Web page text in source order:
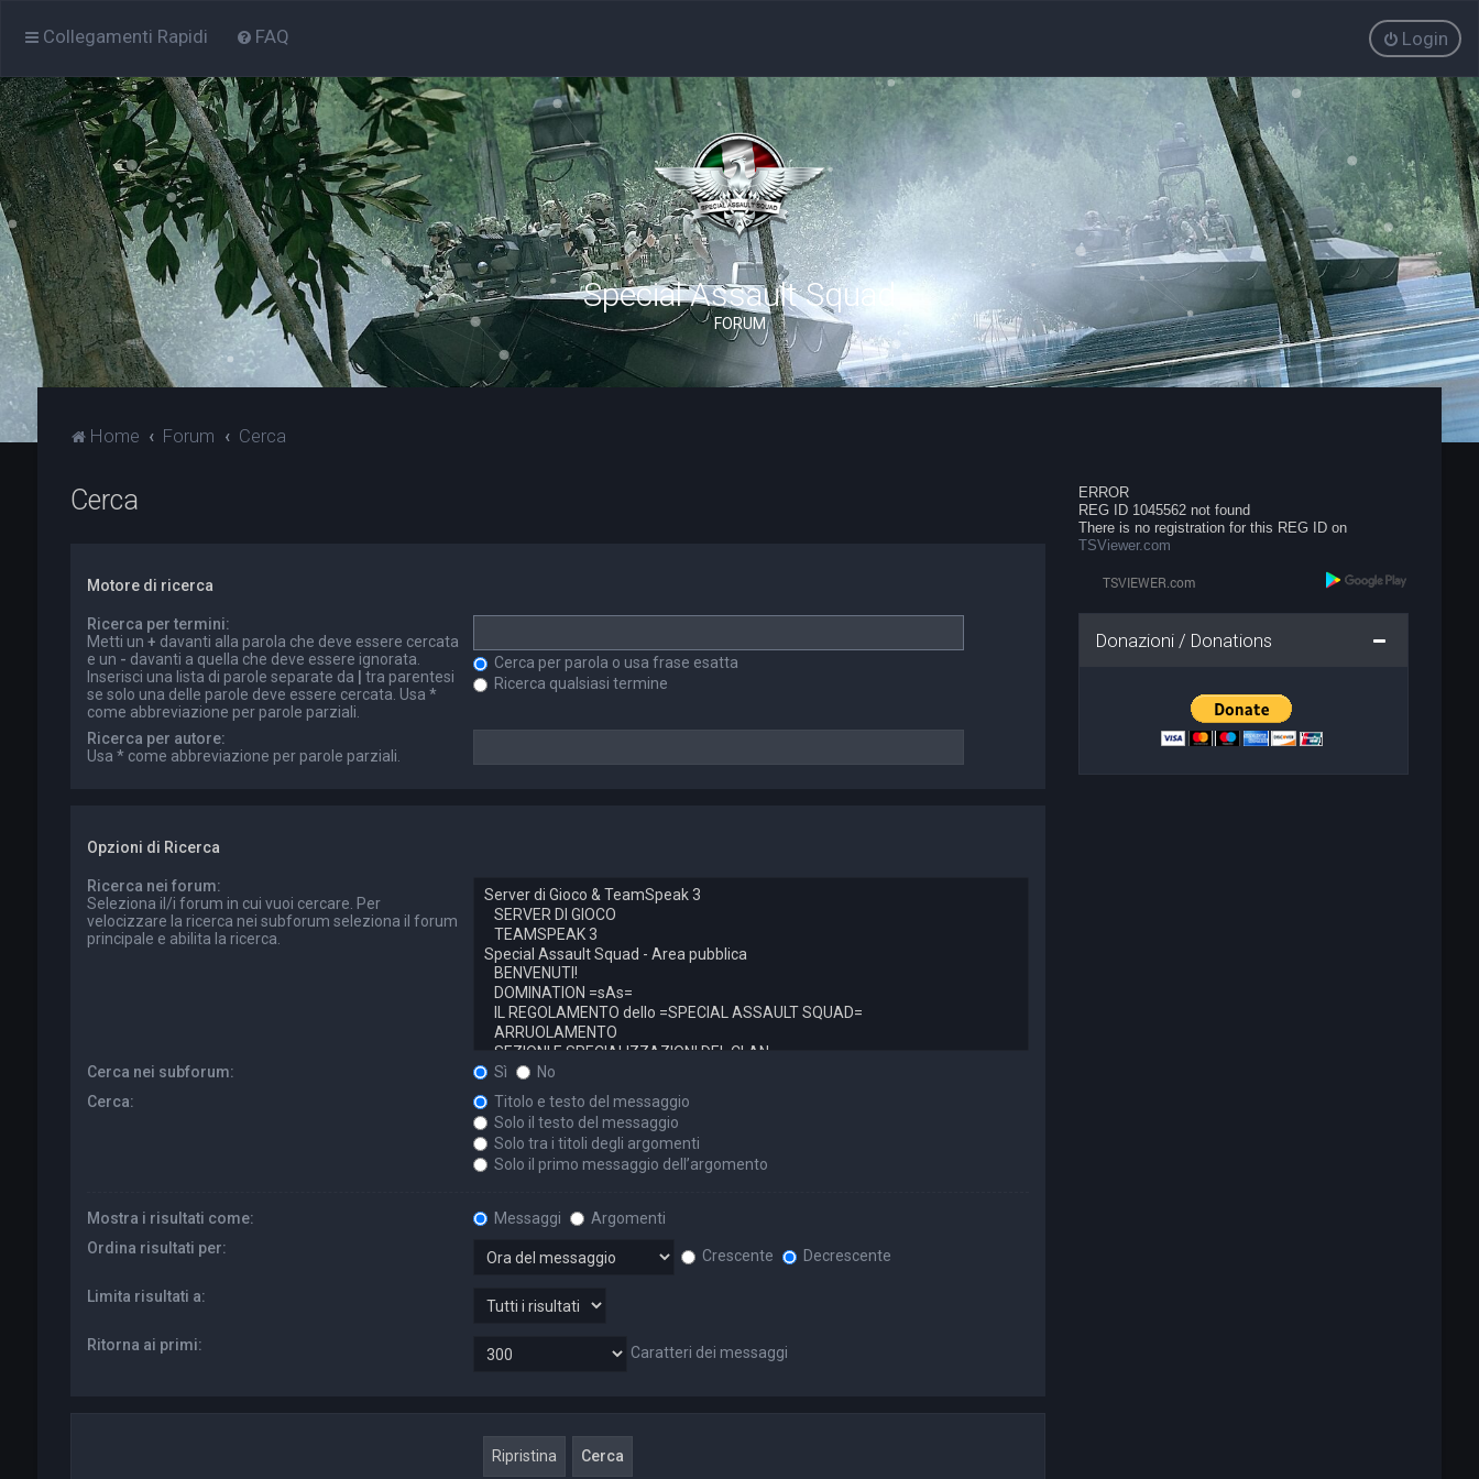
Collegamenti Rapidi FAQ Login
Special Assault Squad
FORUM
Home Forum Cerca
Cerca
Motore di ricerca
Ricerca per termini:
Metti un + davanti alla parola che deve essere cercata
e un - davanti a quella che deve essere ignorata.
Inserisci una lista di parole separate da
tra parentesi
se solo una delle parole deve essere cercata. Usa *
come abbreviazione per parole parziali.
Cerca per parola o usa frase esatta
Ricerca qualsiasi termine
Ricerca per autore:
Usa * come abbreviazione per parole parziali.
Opzioni di Ricerca
Ricerca nei forum:
Seleziona il/i forum in cui vuoi cercare. Per
velocizzare la ricerca nei subforum seleziona il forum
principale e abilita la ricerca.
Cerca nei subforum: Sì
No
Cerca:
Titolo e testo del messaggio
Solo il testo del messaggio
Solo tra i titoli degli argomenti
Solo il primo messaggio dell’argomento
Mostra i risultati come: Messaggi
Argomenti
Ordina risultati per:
Crescente Decrescente
Limita risultati a:
Ritorna ai primi: Caratteri dei messaggi
ERROR
REG ID 1045562 not found
There is no registration for this REG ID on
TSViewer.com
Donazioni / Donations